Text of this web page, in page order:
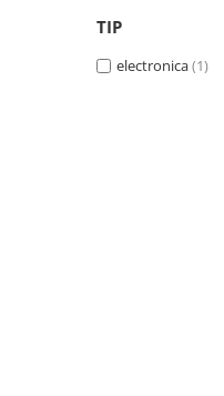
Urechi cadru bicicleta
Mansoane si ghidolina
TIP
electronica(1)